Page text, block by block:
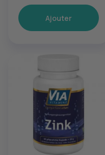
Ajouter